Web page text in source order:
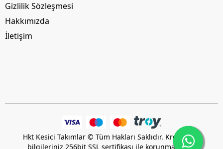
Gizlilik Sözleşmesi
Hakkımızda
İletişim
Hkt Kesici Takımlar © Tüm Hakları Saklıdır. Kredi kartı
bilgileriniz 256bit SSL sertifikası ile korunmaktadır.